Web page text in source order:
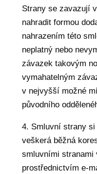
Strany se zavazují
nahradit formou
nahrazením této
neplatný nebo
závazek takovým
vymahatelným
v nejvyšší možné
původního
4. Smluvní strany
veškerá běžná
smluvními stranami
prostřednictvím e-